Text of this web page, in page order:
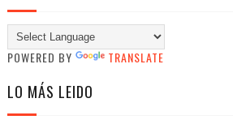
POWERED BY TRANSLATE
LO MÁS LEIDO